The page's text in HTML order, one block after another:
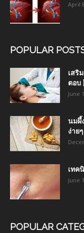
April
POPULAR
เสริ
ตอบ ]
June
นมผึ้
ง่าย
เทค
June
POPULAR